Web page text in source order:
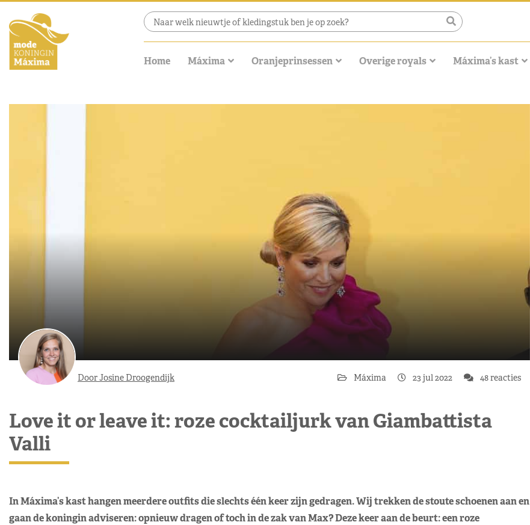
Home Máxima Oranjeprinsessen Overige royals Máxima’s kast
Door Josine Droogendijk Máxima 23 jul 2022 48 reacties
Love it or leave it: roze cocktailjurk van Giambattista
Valli
In Máxima’s kast hangen meerdere outfits die slechts één keer zijn gedragen. Wij trekken de stoute schoenen aan en
gaan de koningin adviseren: opnieuw dragen of toch in de zak van Max? Deze keer aan de beurt: een roze